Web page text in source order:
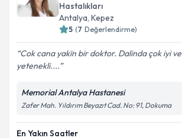
Hastalıkları
Antalya, Kepez
5 (7 Değerlendirme)
Cok cana yakïn bir doktor. Dalinda çok iyi ve
yetenekli....
Memorial Antalya Hastanesi
Zafer Mah. Yıldırım Beyazıt Cad. No: 91, Dokuma
En Yakın Saatler